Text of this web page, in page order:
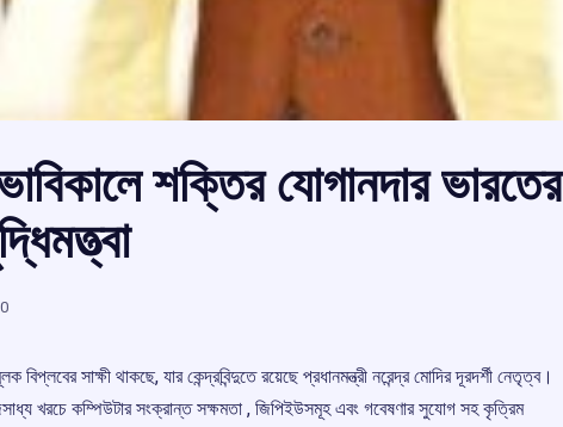
শক্তির যোগানদার ভারতের
0
সাক্ষী থাকছে, যার কেন্দ্রবিন্দুতে রয়েছে প্রধানমন্ত্রী নরেন্দ্র মোদির দূরদর্শী নেতৃত্ব।
খরচে কম্পিউটার সংক্রান্ত সক্ষমতা , জিপিইউসমূহ এবং গবেষণার সুযোগ সহ কৃত্রিম